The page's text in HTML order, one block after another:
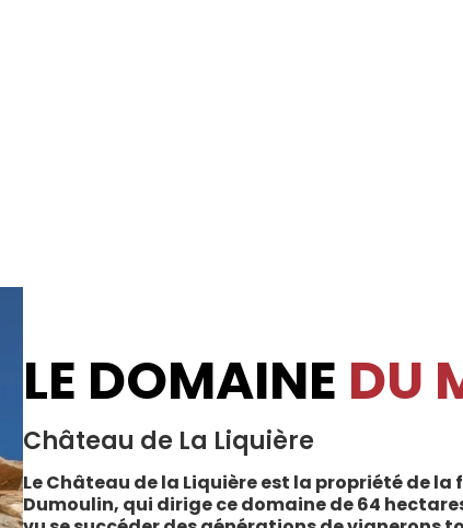
LE DOMAINE DU
Château de La Liquière
Le Château de la Liquière est la propriété de
Dumoulin, qui dirige ce domaine de 64